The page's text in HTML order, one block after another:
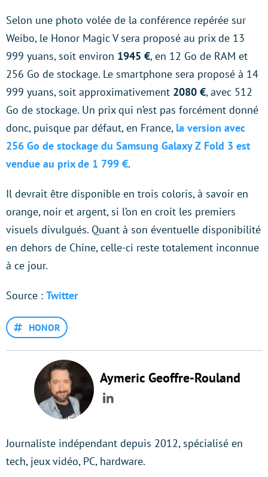
Selon une photo volée de la conférence repérée sur
Weibo, le Honor Magic V sera proposé au prix de 13
999 yuans, soit environ 1945 €, en 12 Go de RAM et
256 Go de stockage. Le smartphone sera proposé à 14
999 yuans, soit approximativement 2080 €, avec 512
Go de stockage. Un prix qui n’est pas forcément donné
donc, puisque par défaut, en France, la version avec
256 Go de stockage du Samsung Galaxy Z Fold 3 est
vendue au prix de 1 799 €.
Il devrait être disponible en trois coloris, à savoir en
orange, noir et argent, si l’on en croit les premiers
visuels divulgués. Quant à son éventuelle disponibilité
en dehors de Chine, celle-ci reste totalement inconnue
à ce jour.
Source : Twitter
HONOR
Aymeric Geoffre-Rouland
LinkedIn
Journaliste indépendant depuis 2012, spécialisé en
tech, jeux vidéo, PC, hardware.